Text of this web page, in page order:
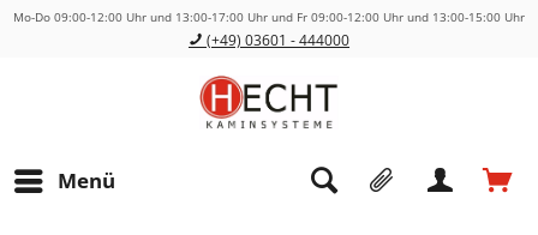
Mo-Do 09:00-12:00 Uhr und 13:00-17:00 Uhr und Fr 09:00-12:00 Uhr und 13:00-15:00 Uhr
(+49) 03601 - 444000
Menü